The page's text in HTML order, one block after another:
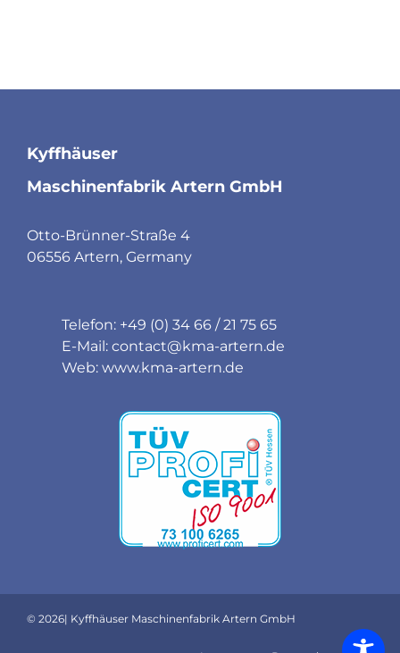
Kyffhäuser
Maschinenfabrik Artern GmbH
Otto-Brünner-Straße 4
06556 Artern, Germany
Telefon: +49 (0) 34 66 / 21 75 65
E-Mail: contact@kma-artern.de
Web: www.kma-artern.de
© 2026| Kyffhäuser Maschinenfabrik Artern GmbH